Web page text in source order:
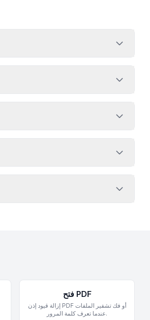
فتح PDF
إزالة قيود إذن PDF أو فك تشفير الملفات
عندما تعرف كلمة المرور.